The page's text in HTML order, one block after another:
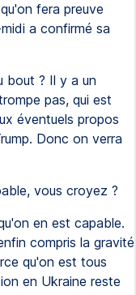
fera preuve
a confirmé sa
bout ? Il y a un
pas, qui est
éventuels propos
Donc on verra
vous croyez ?
en est capable.
compris la gravité
qu'on est tous
en Ukraine reste